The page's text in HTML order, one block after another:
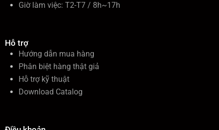
Giờ làm việc: T2-T7 / 8h~17h
Hỗ trợ
Hướng dẫn mua hàng
Phân biệt hàng thật giả
Hỗ trợ kỹ thuật
Download Catalog